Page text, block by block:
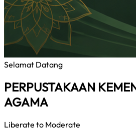
Selamat Datang
PERPUSTAKAAN
AGAMA
Liberate to Moderate